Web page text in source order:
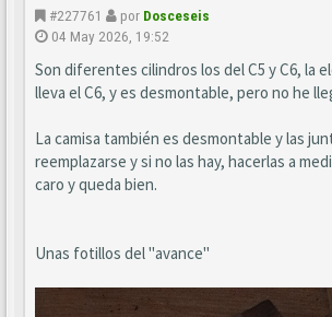
#227761 por Dosceseis
04 May 2026, 19:52
Son diferentes cilindros los del C5 y C6, la
lleva el C6, y es desmontable, pero no he
La camisa también es desmontable y las
reemplazarse y si no las hay, hacerlas a
caro y queda bien.
Unas fotillos del "avance"